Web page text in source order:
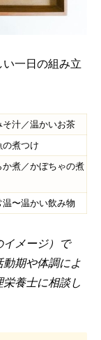
一日の組み立
汁／温かいお茶
煮つけ
煮／かぼちゃの煮
〜温かい飲み物
イメージ）で
期や体調によ
養士に相談し